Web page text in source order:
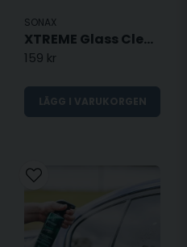
SONAX
XTREME Glass Cleaner 500ml
159 kr
LÄGG I VARUKORGEN